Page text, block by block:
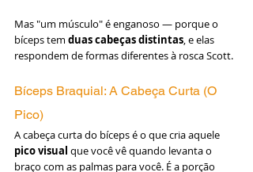
Mas "um músculo" é enganoso — porque o
bíceps tem duas cabeças distintas , e elas
respondem de formas diferentes à rosca Scott.
Bíceps Braquial: A Cabeça Curta (O
Pico)
A cabeça curta do bíceps é o que cria aquele
pico visual que você vê quando levanta o
braço com as palmas para você. É a porção